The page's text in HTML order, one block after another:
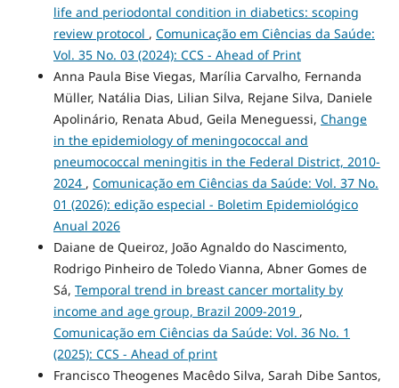
life and periodontal condition in diabetics: scoping
review protocol , Comunicação em Ciências da Saúde:
Vol. 35 No. 03 (2024): CCS - Ahead of Print
Anna Paula Bise Viegas, Marília Carvalho, Fernanda
Müller, Natália Dias, Lilian Silva, Rejane Silva, Daniele
Apolinário, Renata Abud, Geila Meneguessi, Change
in the epidemiology of meningococcal and
pneumococcal meningitis in the Federal District, 2010-
2024 , Comunicação em Ciências da Saúde: Vol. 37 No.
01 (2026): edição especial - Boletim Epidemiológico
Anual 2026
Daiane de Queiroz, João Agnaldo do Nascimento,
Rodrigo Pinheiro de Toledo Vianna, Abner Gomes de
Sá, Temporal trend in breast cancer mortality by
income and age group, Brazil 2009-2019 ,
Comunicação em Ciências da Saúde: Vol. 36 No. 1
(2025): CCS - Ahead of print
Francisco Theogenes Macêdo Silva, Sarah Dibe Santos,